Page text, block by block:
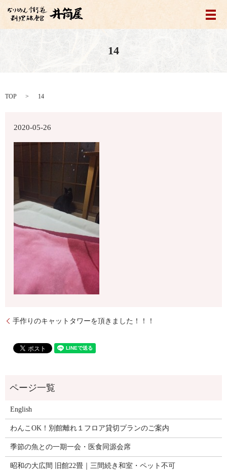
メ
14
TOP 14
2020-05-26
手作りのキャットタワーを頂きました！！！
English
わんこOK！別館離れ１フロア貸切プランのご案内
季節の魚との一期一会・医食同源会席
昭和の大広間 旧館22畳｜三間続き和室・ペット不可